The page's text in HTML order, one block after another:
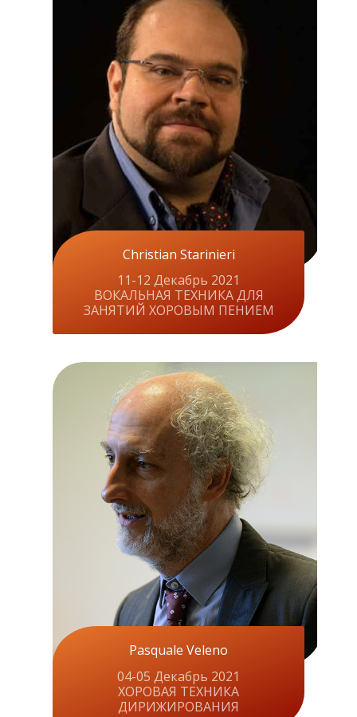
Christian Starinieri
11-12 Декабрь 2021
ВОКАЛЬНАЯ ТЕХНИКА ДЛЯ
ЗАНЯТИЙ ХОРОВЫМ ПЕНИЕМ
Pasquale Veleno
04-05 Декабрь 2021
ХОРОВАЯ ТЕХНИКА
ДИРИЖИРОВАНИЯ